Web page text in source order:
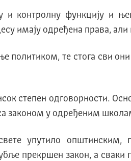
контролну функцију и
имају одређена права, али
политиком, те стога сви
степен одговорности.
законом у одређеним
упутило
прекршен закон, а